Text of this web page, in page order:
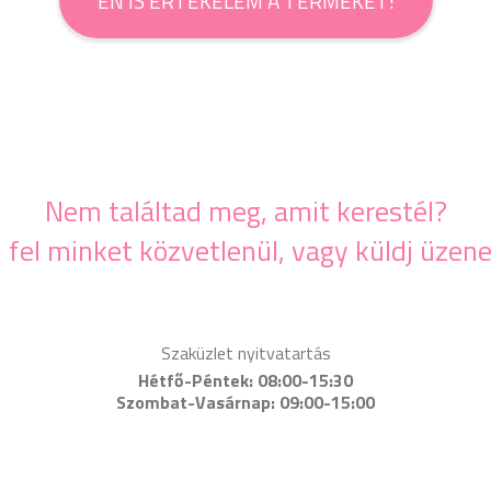
Nem találtad meg, amit kerestél?
fel minket közvetlenül, vagy küldj
Szaküzlet nyitvatartás
Hétfő-Péntek: 08:00-15:30
Szombat-Vasárnap: 09:00-15:00